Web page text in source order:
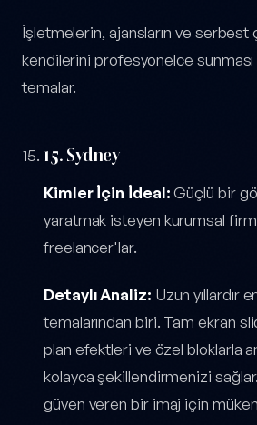
İşletmelerin, ajansların ve serbest
kendilerini profesyonelce sunması
temalar.
15. Sydney
Kimler İçin İdeal:Güçlü bir
yaratmak isteyen kurumsal
freelancer'lar.
Detaylı Analiz: Uzun yıllardır
temalarından biri. Tam ekran
plan efektleri ve özel bloklarla
kolayca şekillendirmenizi
güven veren bir imaj için